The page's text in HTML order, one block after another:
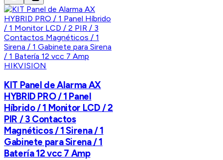
HIKVISION
KIT Panel de Alarma AX
HYBRID PRO / 1 Panel
Híbrido / 1 Monitor LCD / 2
PIR / 3 Contactos
Magnéticos / 1 Sirena / 1
Gabinete para Sirena / 1
Batería 12 vcc 7 Amp